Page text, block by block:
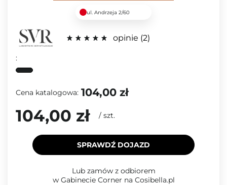
ul. Andrzeja 2/60
opinie 2
:
Cena katalogowa: 104,00 zł
104,00 zł / szt.
SPRAWDŹ DOJAZD
Lub zamów z odbiorem
w Gabinecie Corner na Cosibella.pl